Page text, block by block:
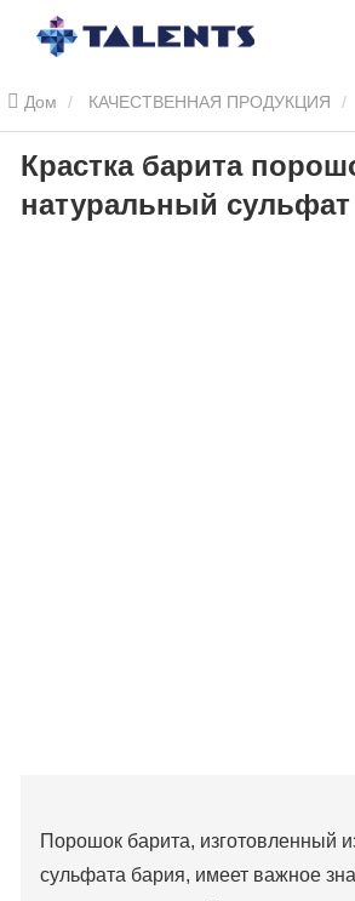
Дом КАЧЕСТВЕННАЯ ПРОДУКЦИЯ
бария Крастка барита порошок
Крастка барита
натуральный
Порошок барита, изготовленный
сульфата бария, имеет важное